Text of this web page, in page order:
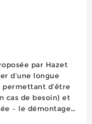
par Hazet
d’une longue
d’être
cas de besoin) et
– le démontage